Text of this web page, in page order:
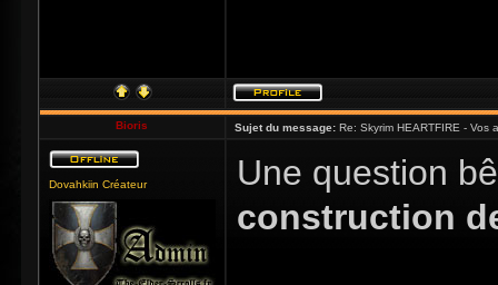
Bioris Sujet du message: Re: Skyrim HEARTFIRE - Vos
Dovahkiin Créateur
Une question
construction